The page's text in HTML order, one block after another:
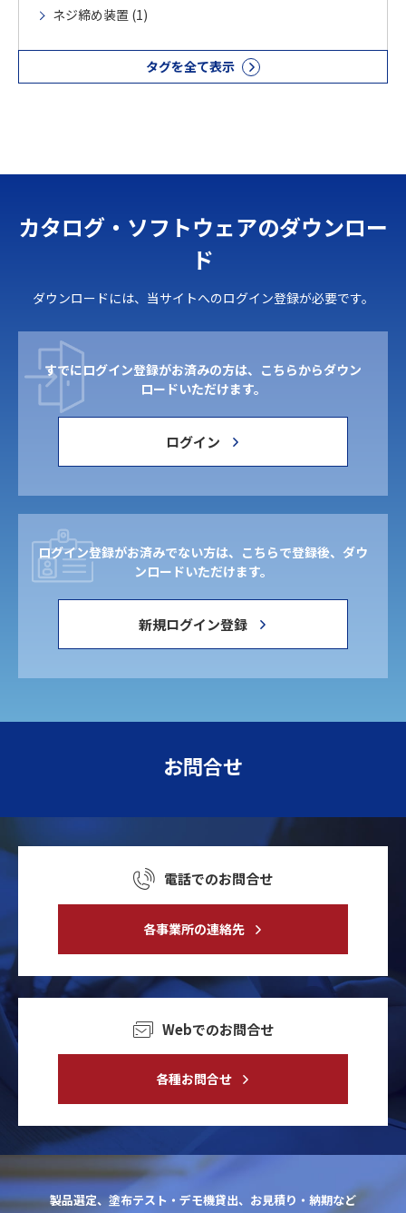
ネジ締め装置 (1)
タグを全て表示
カタログ・ソフトウェアのダウンロー
ド
ダウンロードには、当サイトへのログイン登録が必要です。
すでにログイン登録がお済みの方は、こちらからダウン
ロードいただけます。
ログイン
ログイン登録がお済みでない方は、こちらで登録後、ダウ
ンロードいただけます。
新規ログイン登録
お問合せ
電話でのお問合せ
各事業所の連絡先
Webでのお問合せ
各種お問合せ
製品選定、塗布テスト・デモ機貸出、お見積り・納期など